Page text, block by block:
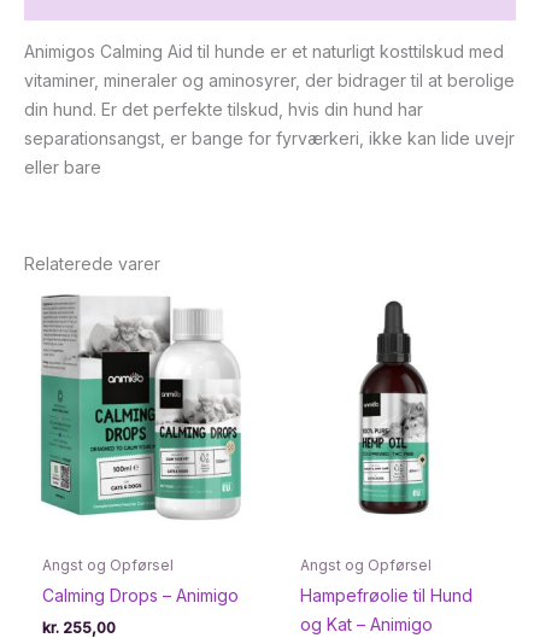
Animigos Calming Aid til hunde er et naturligt kosttilskud med
vitaminer, mineraler og aminosyrer, der bidrager til at berolige
din hund. Er det perfekte tilskud, hvis din hund har
separationsangst, er bange for fyrværkeri, ikke kan lide uvejr
eller bare
Relaterede varer
Angst og Opførsel
Calming Drops – Animigo
kr. 255,00
Angst og Opførsel
Hampefrøolie til Hund
og Kat – Animigo